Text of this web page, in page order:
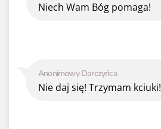
Anonimowy Darczyńca
Nie daj się! Trzymam kciuki!
Niech Wam Bóg pomaga!